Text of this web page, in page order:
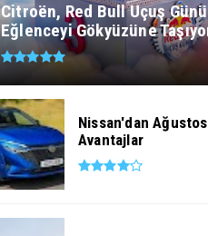
Citroën, Red Bull Uçuş
Eğlenceyi Gökyüzüne
Nissan'dan
Avantajlar